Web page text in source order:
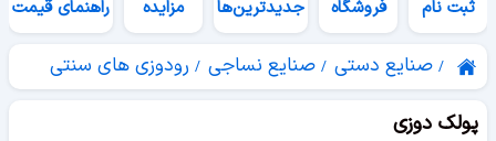
ثبت نام فروشگاه جدیدترین‌ها مزایده راهنمای قیمت
صنایع دستی صنایع نساجی رودوزی های سنتی
پولک دوزی